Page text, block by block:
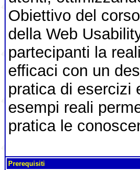
Obiettivo del
della Web
partecipanti la
efficaci con un
pratica di esercizi
esempi reali
pratica le
Prerequisiti